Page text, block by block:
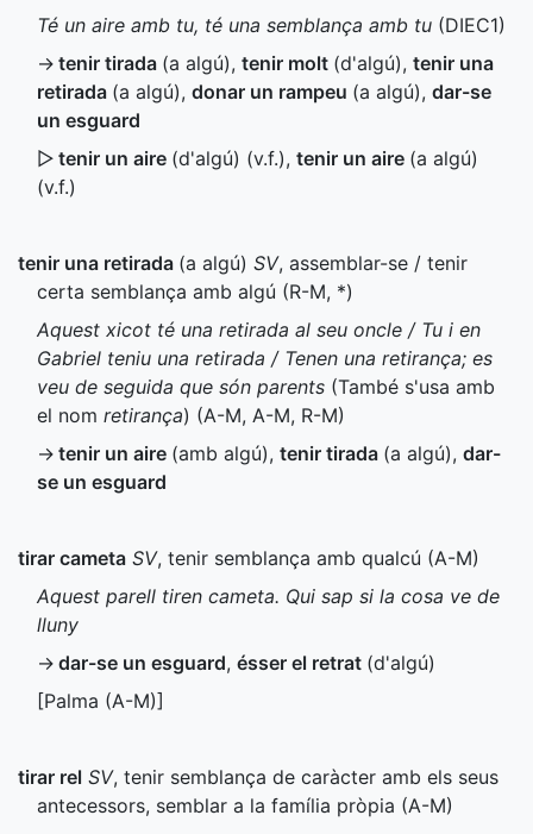
Té un aire amb tu, té una semblança amb tu (DIEC1)
→ tenir tirada (a algú), tenir molt (d'algú), tenir una
retirada (a algú), donar un rampeu (a algú), dar-se
un esguard
▷ tenir un aire (d'algú) (v.f.), tenir un aire (a algú)
(v.f.)
tenir una retirada (a algú) SV, assemblar-se / tenir
certa semblança amb algú (R-M, *)
Aquest xicot té una retirada al seu oncle / Tu i en
Gabriel teniu una retirada / Tenen una retirança; es
veu de seguida que són parents (També s'usa amb
el nom retirança) (A-M, A-M, R-M)
→ tenir un aire (amb algú), tenir tirada (a algú), dar-
se un esguard
tirar cameta SV, tenir semblança amb qualcú (A-M)
Aquest parell tiren cameta. Qui sap si la cosa ve de
lluny
→ dar-se un esguard, ésser el retrat (d'algú)
[Palma (A-M)]
tirar rel SV, tenir semblança de caràcter amb els seus
antecessors, semblar a la família pròpia (A-M)